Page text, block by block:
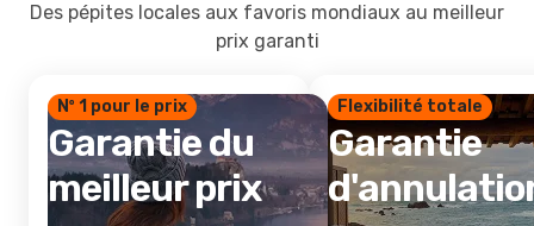
Des pépites locales aux favoris mondiaux au meilleur
prix garanti
Nº 1 pour le prix
Garantie du
meilleur prix
Flexibilité totale
Garantie